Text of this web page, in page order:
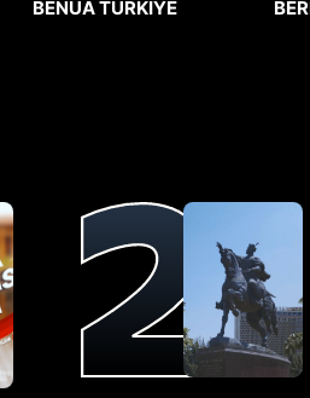
BENUA TURKIYE